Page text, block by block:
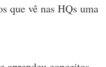
que vê nas HQs uma